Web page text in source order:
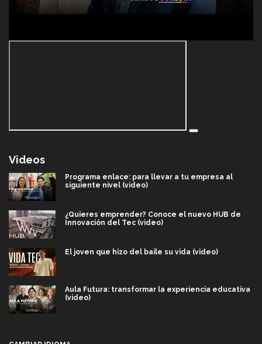
Videos
Programa enlace: para llevar a tu empresa al
siguiente nivel (video)
¿Quieres emprender? Conoce el nuevo HUB de
Innovación del Tec (video)
El joven que hizo del baile su vida (video)
Aula Futura: transformar la experiencia educativa
(video)